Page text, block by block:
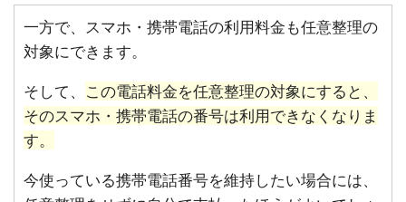
一方で、スマホ・携帯電話の利用料金も任意整理の
対象にできます。
そして、 この電話料金を任意整理の対象にすると、
そのスマホ・携帯電話の番号は利用できなくなりま
す。
今使っている携帯電話番号を維持したい場合には、